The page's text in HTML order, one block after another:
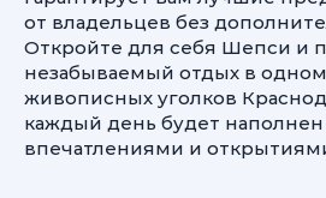
от владельцев без
Откройте для себя Шепси и
незабываемый отдых в
живописных уголков
каждый день будет
впечатлениями и